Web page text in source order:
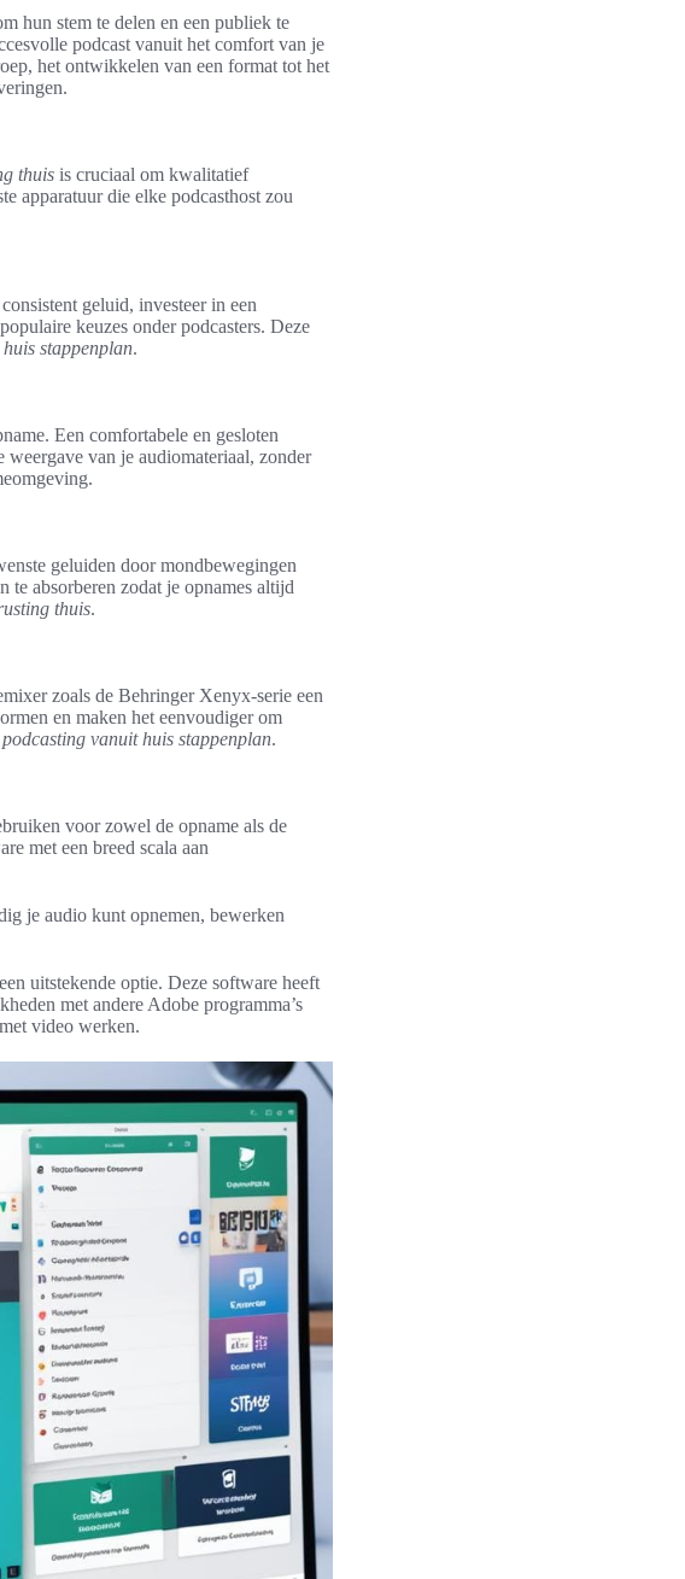
hun stem te delen en een publiek te
podcast vanuit het comfort van je
het ontwikkelen van een format tot het
thuis is cruciaal om kwalitatief
apparatuur die elke podcasthost zou
geluid, investeer in een
keuzes onder podcasters. Deze
stappenplan.
Een comfortabele en gesloten
van je audiomateriaal, zonder
geluiden door mondbewegingen
absorberen zodat je opnames altijd
thuis.
zoals de Behringer Xenyx-serie een
en maken het eenvoudiger om
podcasting vanuit huis stappenplan.
voor zowel de opname als de
met een breed scala aan
je audio kunt opnemen, bewerken
uitstekende optie. Deze software heeft
met andere Adobe programma’s
video werken.